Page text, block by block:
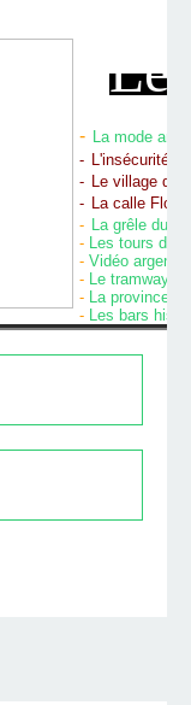
Le
- La mode
- L'insécurité à
- Le village de
- La calle
- La grêle du
- Les tours de
- Vidéo
- Le tramway
- La province
- Les bars